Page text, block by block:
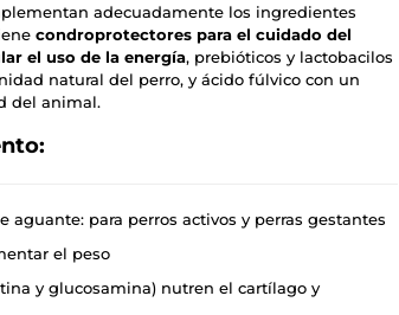
adecuadamente los ingredientes
condroprotectores para el cuidado del
el uso de la energía, prebióticos y lactobacilos
natural del perro, y ácido fúlvico con un
del animal.
aguante: para perros activos y perras gestantes
el peso
y glucosamina) nutren el cartílago y